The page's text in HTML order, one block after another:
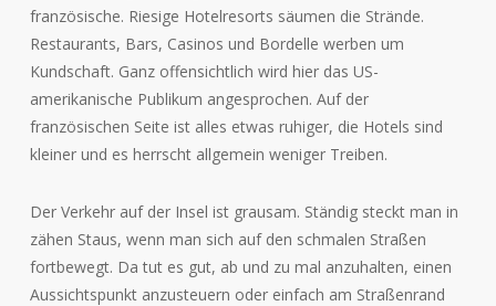
französische. Riesige Hotelresorts säumen die Strände.
Restaurants, Bars, Casinos und Bordelle werben um
Kundschaft. Ganz offensichtlich wird hier das US-
amerikanische Publikum angesprochen. Auf der
französischen Seite ist alles etwas ruhiger, die Hotels sind
kleiner und es herrscht allgemein weniger Treiben.
Der Verkehr auf der Insel ist grausam. Ständig steckt man in
zähen Staus, wenn man sich auf den schmalen Straßen
fortbewegt. Da tut es gut, ab und zu mal anzuhalten, einen
Aussichtspunkt anzusteuern oder einfach am Straßenrand